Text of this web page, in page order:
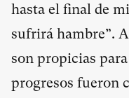
hasta el final de
sufrirá hambre”.
son propicias
progresos fueron